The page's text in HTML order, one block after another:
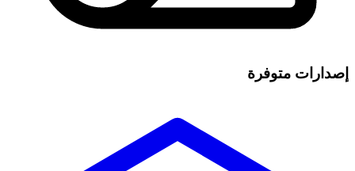
إصدارات متوفرة